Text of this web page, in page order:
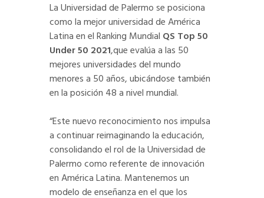
La Universidad de Palermo se posiciona
como la mejor universidad de América
Latina en el Ranking Mundial QS Top 50
Under 50 2021,que evalúa a las 50
mejores universidades del mundo
menores a 50 años, ubicándose también
en la posición 48 a nivel mundial.
“Este nuevo reconocimiento nos impulsa
a continuar reimaginando la educación,
consolidando el rol de la Universidad de
Palermo como referente de innovación
en América Latina. Mantenemos un
modelo de enseñanza en el que los